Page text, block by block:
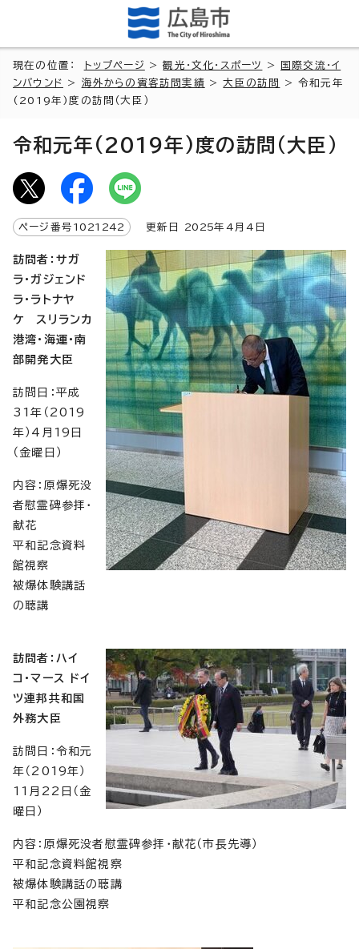
現在の位置： トップページ >観光・文化・スポーツ >
国際交流・イ
ンバウンド
> 海外からの賓客訪問実績 >大臣の訪問
> 令和元年
(2019年)度の訪問（大臣）
令和元年(2019年)度の訪問（大臣）
ページ番号 1021242 更新日 2025年4月4日
訪問者：サガ
ラ・ガジェンド
ラ・ラトナヤ
ケ スリランカ
港湾・海運・南
部開発大臣
訪問日：平成
31年（2019
年）4月19日
（金曜日）
内容：原爆死没
者慰霊碑参拝・
献花
平和記念資料
館視察
被爆体験講話
の聴講
訪問者：ハイ
コ・マース ドイ
ツ連邦共和国
外務大臣
訪問日：令和元
年（2019年）
11月22日（金
曜日）
内容：原爆死没者慰霊碑参拝・献花（市長先導）
平和記念資料館視察
被爆体験講話の聴講
平和記念公園視察